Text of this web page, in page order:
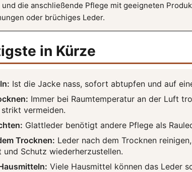
und die anschließende Pflege mit geeigneten
oder brüchiges Leder.
in Kürze
Ist die Jacke nass, sofort abtupfen und auf
Immer bei Raumtemperatur an der Luft
strikt vermeiden.
Glattleder benötigt andere Pflege als
Trocknen: Leder nach dem Trocknen
und Schutz wiederherzustellen.
Viele Hausmittel können das Leder